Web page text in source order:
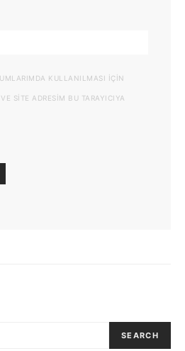
KULLANILMASI IÇIN
SITE ADRESIM BU TARAYICIYA
SEARCH